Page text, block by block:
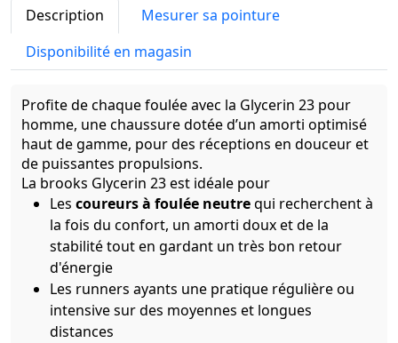
Description
Mesurer sa pointure
Disponibilité en magasin
Profite de chaque foulée avec la Glycerin 23 pour
homme, une chaussure dotée d’un amorti optimisé
haut de gamme, pour des réceptions en douceur et
de puissantes propulsions.
La brooks Glycerin 23 est idéale pour
Les coureurs à foulée neutrequi recherchent à
la fois du confort, un amorti doux et de la
stabilité tout en gardant un très bon retour
d'énergie
Les runners ayants une pratique régulière ou
intensive sur des moyennes et longues
distances